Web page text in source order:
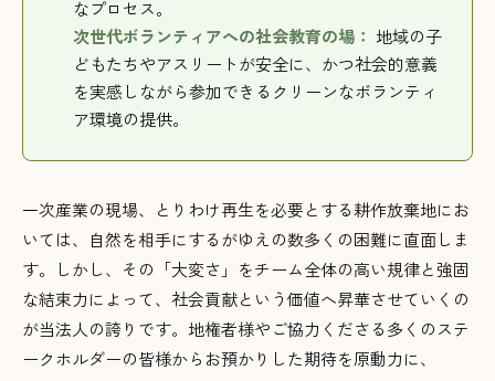
なプロセス。
次世代ボランティアへの社会教育の場： 地域の子
どもたちやアスリートが安全に、かつ社会的意義
を実感しながら参加できるクリーンなボランティ
ア環境の提供。
一次産業の現場、とりわけ再生を必要とする耕作放棄地にお
いては、自然を相手にするがゆえの数多くの困難に直面しま
す。しかし、その「大変さ」をチーム全体の高い規律と強固
な結束力によって、社会貢献という価値へ昇華させていくの
が当法人の誇りです。地権者様やご協力くださる多くのステ
ークホルダーの皆様からお預かりした期待を原動力に、